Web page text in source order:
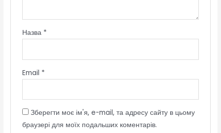
Назва *
Email *
Зберегти моє ім'я, e-mail, та адресу сайту в цьому
браузері для моїх подальших коментарів.